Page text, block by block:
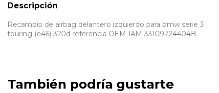
Descripción
Recambio de airbag delantero izquierdo para bmw serie 3
touring (e46) 320d referencia OEM IAM 33109724404B
También podría gustarte